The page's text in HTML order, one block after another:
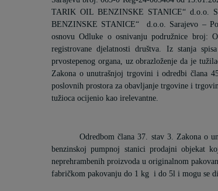
TARIK OIL BENZINSKE STANICE“ d.o.o.
BENZINSKE STANICE“
d.o.o. Sarajevo –
osnovu Odluke o osnivanju podružnice broj:
registrovane djelatnosti društva. Iz stanja
prvostepenog organa, uz obrazloženje da je
Zakona o unutrašnjoj trgovini i odredbi člana
poslovnih prostora za obavljanje trgovine i
tužioca ocijenio kao irelevantne.
Odredbom člana 37. stav 3. Zakona o
benzinskoj pumpnoj stanici prodajni objekat
neprehrambenih proizvoda u originalnom
fabričkom pakovanju do 1 kg i do 5l i mogu se